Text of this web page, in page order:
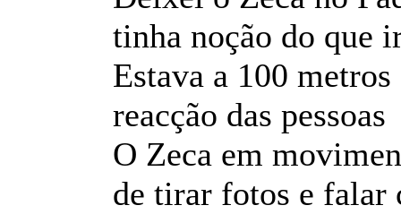
tinha noção do que
Estava a 100
reacção das
O Zeca em
de tirar fotos e falar